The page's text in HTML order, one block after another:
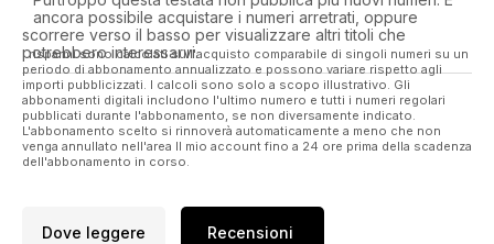
ancora possibile acquistare i numeri arretrati, oppure
scorrere verso il basso per visualizzare altri titoli che
potrebbero interessarvi.
I risparmi sono calcolati sull'acquisto comparabile di singoli numeri su un
periodo di abbonamento annualizzato e possono variare rispetto agli
importi pubblicizzati. I calcoli sono solo a scopo illustrativo. Gli
abbonamenti digitali includono l'ultimo numero e tutti i numeri regolari
pubblicati durante l'abbonamento, se non diversamente indicato.
L'abbonamento scelto si rinnoverà automaticamente a meno che non
venga annullato nell'area Il mio account fino a 24 ore prima della scadenza
dell'abbonamento in corso.
Dove leggere Recensioni